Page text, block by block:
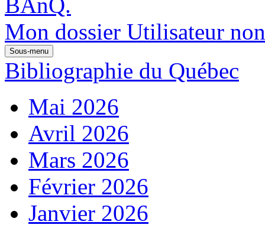
Mon dossier Utilisateur
Sous-menu
Bibliographie du Québec
Mai 2026
Avril 2026
Mars 2026
Février 2026
Janvier 2026